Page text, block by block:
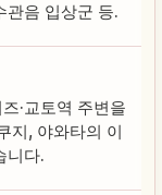
관음 입상군 등.
·교토역 주변을
지, 야와타의 이
니다.